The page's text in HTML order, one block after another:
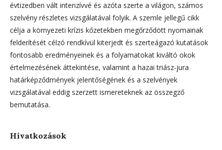
évtizedben vált intenzívvé és azóta szerte a világon, számos
szelvény részletes vizsgálatával folyik. A szemle jellegű cikk
célja a környezeti krízis kőzetekben megőrződött nyomainak
felderítését célzó rendkívül kiterjedt és szerteágazó kutatások
fontosabb eredményeinek és a folyamatokat kiváltó okok
értelmezésének áttekintése, valamint a hazai triász-jura
határképződmények jelentőségének és a szelvények
vizsgálatával eddig szerzett ismereteknek az összegző
bemutatása.
Hivatkozások